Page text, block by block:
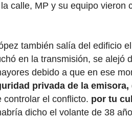
calle, MP y su equipo vieron
también salía del edificio
en la transmisión, se alejó
debido a que en ese
privada de la emisora,
controlar el conflicto. por tu
dicho el volante de 38